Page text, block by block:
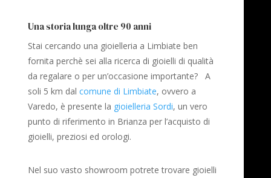
Una storia lunga oltre 90 anni
Stai cercando una gioielleria a Limbiate ben
fornita perchè sei alla ricerca di gioielli di qualità
da regalare o per un’occasione importante? A
soli 5 km dalcomune di Limbiate, ovvero a
Varedo, è presente la gioielleria Sordi, un vero
punto di riferimento in Brianza per l’acquisto di
gioielli, preziosi ed orologi.
Nel suo vasto showroom potrete trovare gioielli